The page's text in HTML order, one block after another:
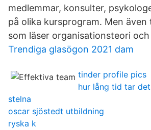
medlemmar, konsulter,
på olika kursprogram. Men
som läser organisationsteori
Trendiga glasögon 2021 dam
tinder profile pics
hur lång tid tar
stelna
oscar sjöstedt utbildning
ryska k